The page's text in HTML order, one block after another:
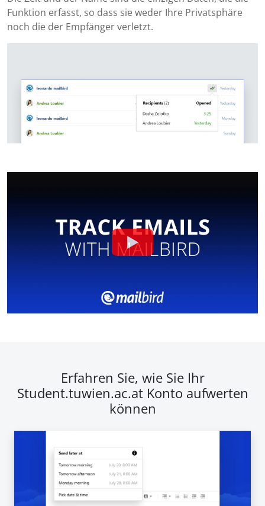
Funktion erfasst, so dass sie weder Ihre Privatsphäre
noch die der Empfänger verletzt.
Erfahren Sie, wie Sie Ihr
Student.tuwien.ac.at Konto aufwerten
können